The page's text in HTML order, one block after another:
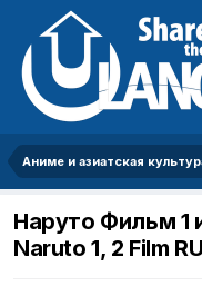
Аниме и азиатская
Наруто Фильм 1
Naruto 1, 2 Film